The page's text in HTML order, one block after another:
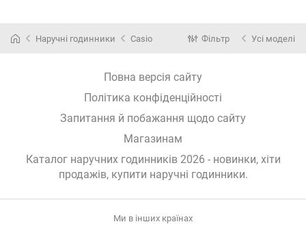
Наручні годинники Casio Фільтр Усі моделі
Повна версія сайту
Політика конфіденційності
Запитання й побажання щодо сайту
Магазинам
Каталог наручних годинників 2026 - новинки, хіти
продажів, купити наручні годинники.
Ми в інших країнах